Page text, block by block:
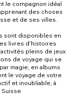
le compagnon idéal
des choses
et de ses villes.
sont disponibles en
livres d'histoires
pleins de jeux
de voyage qui se
magie, en albums
le voyage de votre
et inoubliable, à
Suisse